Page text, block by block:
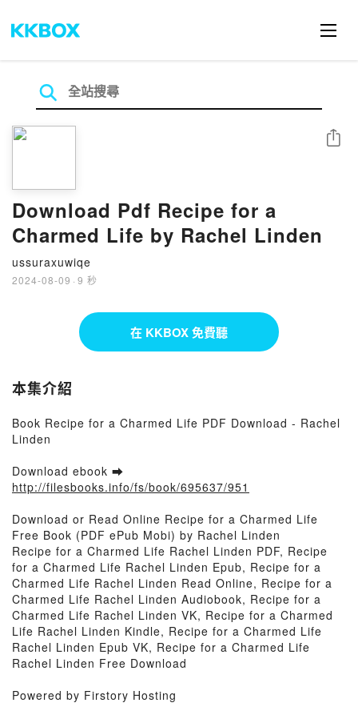
Download Pdf Recipe for a
Charmed Life by Rachel Linden
ussuraxuwiqe
2024-08-09 · 9 秒
分享
在 KKBOX 免費聽
本集介紹
Book Recipe for a Charmed Life PDF Download - Rachel
Linden
Download ebook ➡
http://filesbooks.info/fs/book/695637/951
Download or Read Online Recipe for a Charmed Life
Free Book (PDF ePub Mobi) by Rachel Linden
Recipe for a Charmed Life Rachel Linden PDF, Recipe
for a Charmed Life Rachel Linden Epub, Recipe for a
Charmed Life Rachel Linden Read Online, Recipe for a
Charmed Life Rachel Linden Audiobook, Recipe for a
Charmed Life Rachel Linden VK, Recipe for a Charmed
Life Rachel Linden Kindle, Recipe for a Charmed Life
Rachel Linden Epub VK, Recipe for a Charmed Life
Rachel Linden Free Download
Powered by Firstory Hosting